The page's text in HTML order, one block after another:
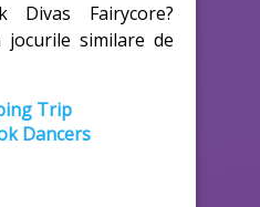
Fairycore?
jocurile similare de
Trip
Dancers